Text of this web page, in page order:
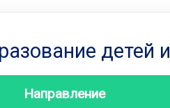
детей
Направление